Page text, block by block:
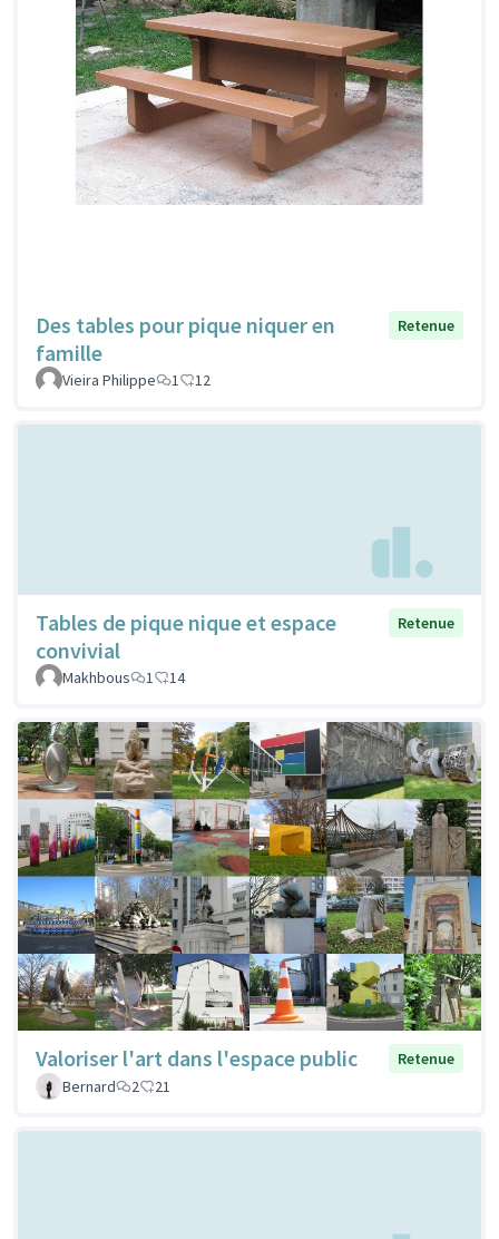
Des tables pour pique niquer en
famille
Retenue
Vieira Philippe 1 12
Tables de pique nique et espace
convivial
Retenue
Makhbous 1 14
Valoriser l'art dans l'espace public
Retenue
Bernard
2 21